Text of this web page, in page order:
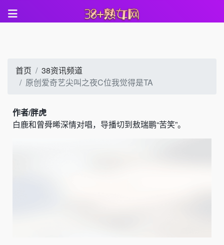
首页
38资讯频道
原创爱奇艺尖叫之夜C位我觉得是TA
作者/胖虎
白鹿和曾舜晞深情对唱，导播切到敖瑞鹏“苦笑”。